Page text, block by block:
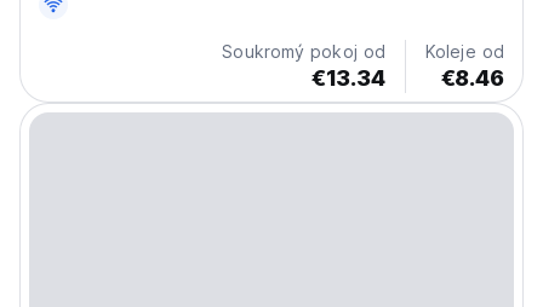
and a patio with a city view. Each room has a safety
deposit box, while certain rooms have a balcony....
Soukromý pokoj od
€13.34
Koleje od
€8.46